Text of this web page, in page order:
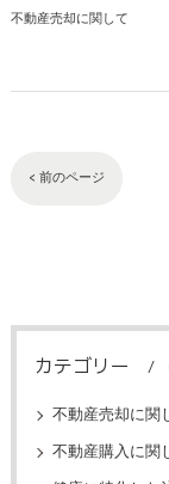
不動産売却に関して
< 前のページ
カテゴリー
不動産売却に関
不動産購入に関